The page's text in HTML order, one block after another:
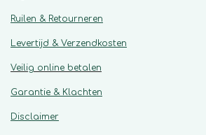
Ruilen & Retourneren
Levertijd & Verzendkosten
Veilig online betalen
Garantie & Klachten
Disclaimer